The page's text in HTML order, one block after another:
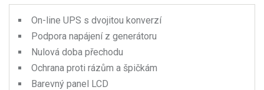
On-line UPS s dvojitou konverzí
Podpora napájení z generátoru
Nulová doba přechodu
Ochrana proti rázům a špičkám
Barevný panel LCD